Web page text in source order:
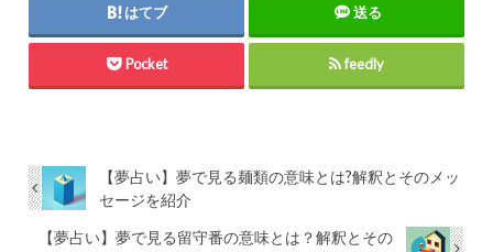
はてブ 送る
Pocket feedly
【夢占い】夢で見る麺類の意味とは?解釈とそのメッ
セージを紹介
【夢占い】夢で見る留守番の意味とは？解釈とその